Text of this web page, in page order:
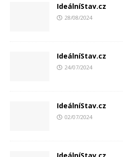
IdeálníStav.cz
28/08/2024
IdeálníStav.cz
24/07/2024
IdeálníStav.cz
02/07/2024